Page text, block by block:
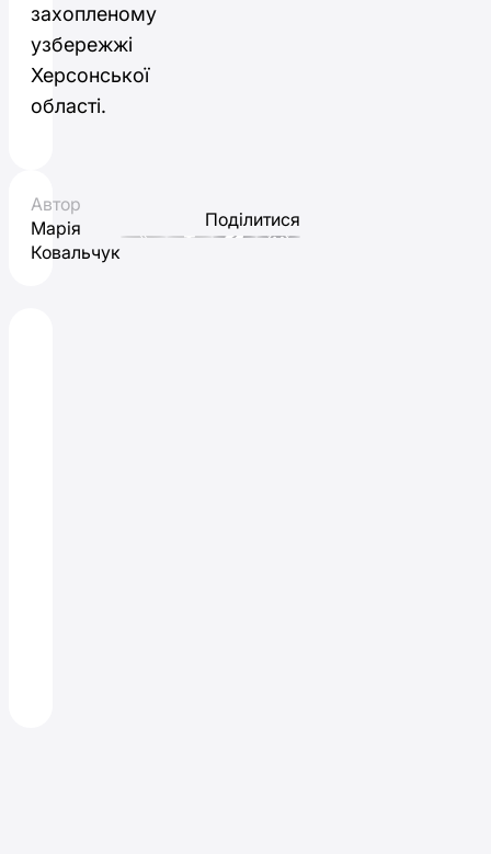
захопленому
узбережжі
Херсонської
області.
Автор
Марія
Ковальчук
Поділитися